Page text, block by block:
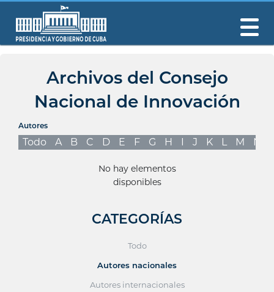
Archivos del Consejo
Nacional de Innovación
Autores
Todo A B C D E F G H I J K L M N
No hay elementos
disponibles
CATEGORÍAS
Todo
Autores nacionales
Autores internacionales